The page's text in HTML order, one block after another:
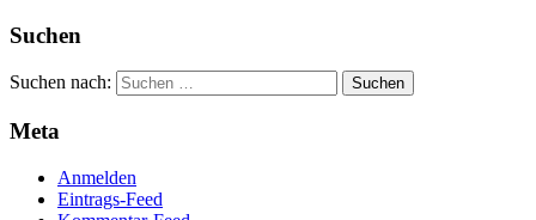
Suchen
Suchen nach:
Meta
Anmelden
Eintrags-Feed